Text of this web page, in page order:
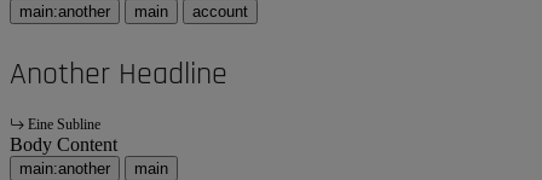
main:another main account
Another Headline
Eine Subline
Body Content
main:another main